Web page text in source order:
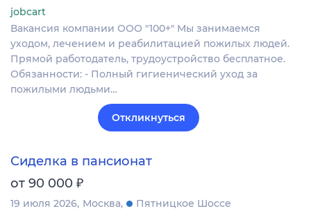
jobcart
Вакансия компании ООО "100+" Мы занимаемся
уходом, лечением и реабилитацией пожилых людей.
Прямой работодатель, трудоустройство бесплатное.
Обязанности: - Полный гигиенический уход за
пожилыми людьми…
Откликнуться
Сиделка в пансионат
от 90 000 ₽
19 июля 2026 Москва
Пятницкое Шоссе